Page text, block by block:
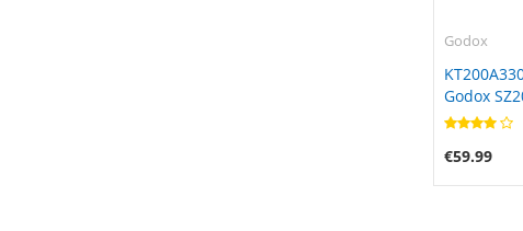
Godox
Godox
VL200 VL300
€59.99